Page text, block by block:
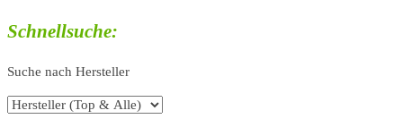
Schnellsuche:
Suche nach Hersteller